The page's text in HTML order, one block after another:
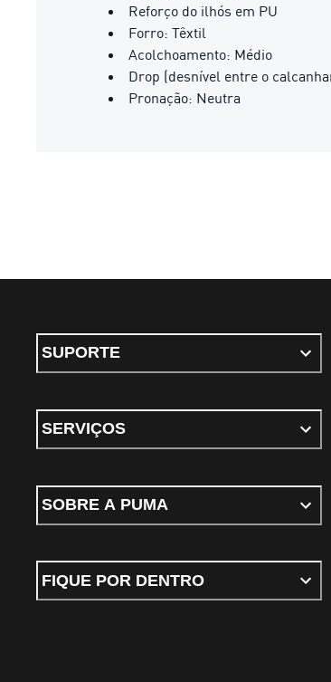
Reforço do ilhós em PU
Forro: Têxtil
Acolchoamento: Médio
Drop (desnível entre o
Pronação: Neutra
SUPORTE
SERVIÇOS
SOBRE A PUMA
FIQUE POR DENTRO